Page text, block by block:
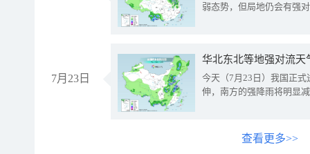
弱态势，但局地仍会有强
7月23日
华北东北等地强对流天
今天（7月23日）我国正
伸，南方的强降雨将明显
查看更多>>